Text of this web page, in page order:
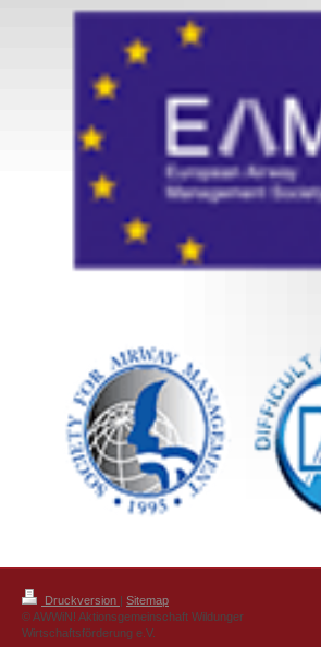
Druckversion
Sitemap
© AWWiN! Aktionsgemeinschaft Wildunger
Wirtschaftsförderung e.V.